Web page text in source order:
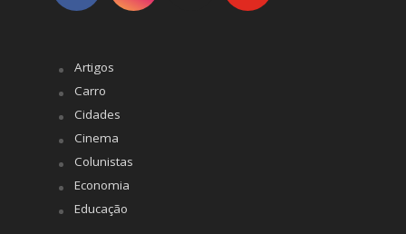
Artigos
Carro
Cidades
Cinema
Colunistas
Economia
Educação